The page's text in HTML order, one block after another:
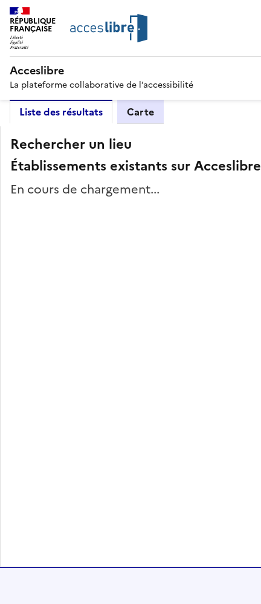
RÉPUBLIQUE
FRANÇAISE
Acceslibre
La plateforme collaborative de l’accessibilité
Liste des résultats Carte
Rechercher un lieu
Établissements existants sur Acceslibre
En cours de chargement...